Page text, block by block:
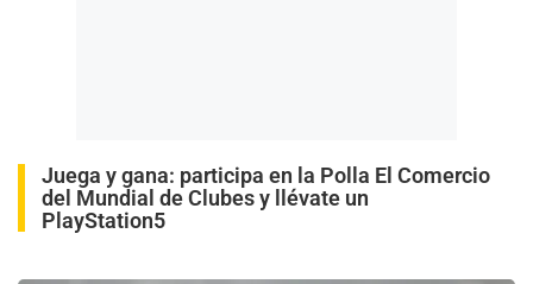
Juega y gana: participa en la Polla El Comercio
del Mundial de Clubes y llévate un
PlayStation5